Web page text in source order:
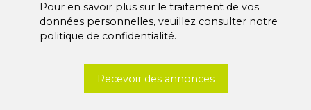
Pour en savoir plus sur le traitement de vos
données personnelles, veuillez consulter notre
politique de confidentialité.
Recevoir des annonces